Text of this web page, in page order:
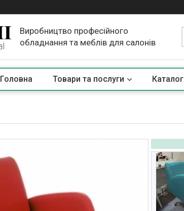
Виробництво професійного
обладнання та меблів для салонів
Головна Товари та послуги Каталог